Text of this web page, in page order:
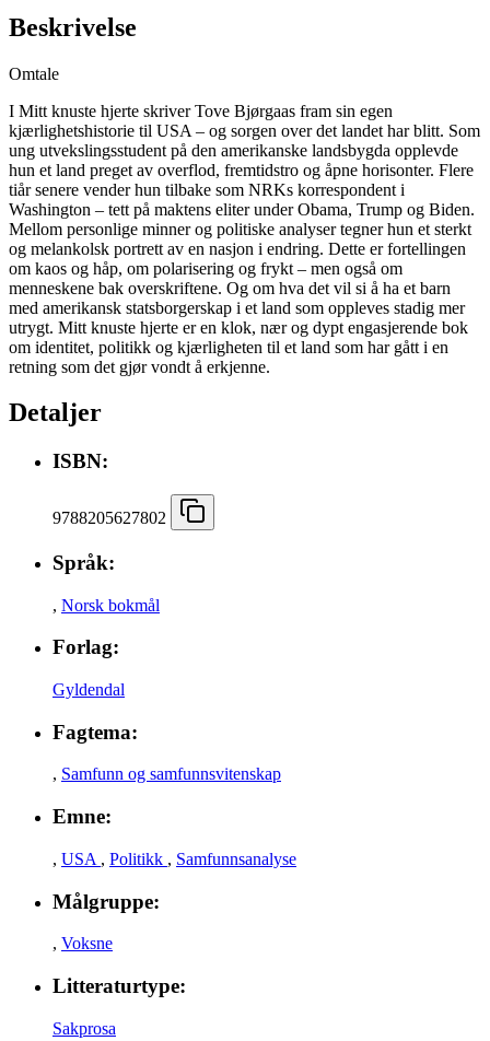
Beskrivelse
Omtale
I Mitt knuste hjerte skriver Tove Bjørgaas fram sin egen
kjærlighetshistorie til USA – og sorgen over det landet har blitt. Som
ung utvekslingsstudent på den amerikanske landsbygda opplevde
hun et land preget av overflod, fremtidstro og åpne horisonter. Flere
tiår senere vender hun tilbake som NRKs korrespondent i
Washington – tett på maktens eliter under Obama, Trump og Biden.
Mellom personlige minner og politiske analyser tegner hun et sterkt
og melankolsk portrett av en nasjon i endring. Dette er fortellingen
om kaos og håp, om polarisering og frykt – men også om
menneskene bak overskriftene. Og om hva det vil si å ha et barn
med amerikansk statsborgerskap i et land som oppleves stadig mer
utrygt. Mitt knuste hjerte er en klok, nær og dypt engasjerende bok
om identitet, politikk og kjærligheten til et land som har gått i en
retning som det gjør vondt å erkjenne.
Detaljer
ISBN:
9788205627802
Språk:
, Norsk bokmål
Forlag:
Gyldendal
Fagtema:
, Samfunn og samfunnsvitenskap
Emne:
, USA , Politikk , Samfunnsanalyse
Målgruppe:
, Voksne
Litteraturtype:
Sakprosa